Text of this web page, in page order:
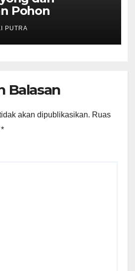
Pohon
PUTRA
Balasan
akan dipublikasikan. Ruas
*